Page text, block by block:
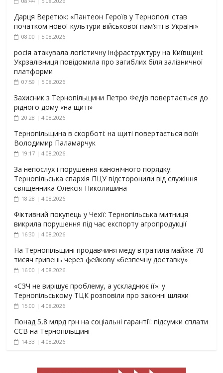
Дарця Веретюк: «Пантеон Героїв у Тернополі став
початком нової культури військової пам’яті в Україні»
08:00 | 5.08.2026
росія атакувала логістичну інфраструктуру на Київщині:
Укрзалізниця повідомила про загиблих біля залізничної
платформи
07:59 | 5.08.2026
Захисник з Тернопільщини Петро Федів повертається до
рідного дому «на щиті»
20:28 | 4.08.2026
Тернопільщина в скорботі: на щиті повертається воїн
Володимир Паламарчук
19:17 | 4.08.2026
За непослух і порушення канонічного порядку:
Тернопільська єпархія ПЦУ відсторонили від служіння
священника Олексія Николишина
18:28 | 4.08.2026
Фіктивний покупець у Чехії: Тернопільська митниця
викрила порушення під час експорту агропродукції
16:30 | 4.08.2026
На Тернопільщині продавчиня меду втратила майже 70
тисяч гривень через фейкову «безпечну доставку»
16:00 | 4.08.2026
«СЗЧ не вирішує проблему, а ускладнює її»: у
Тернопільському ТЦК розповіли про законні шляхи
15:00 | 4.08.2026
Понад 5,8 млрд грн на соціальні гарантії: підсумки сплати
ЄСВ на Тернопільщині
14:33 | 4.08.2026